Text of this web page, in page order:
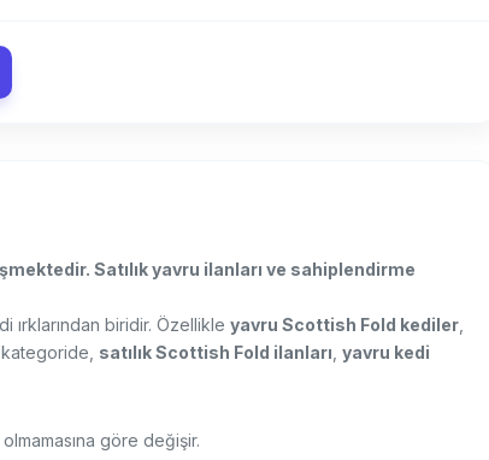
Satılık yavru ilanları ve sahiplendirme
biridir. Özellikle yavru Scottish Fold kediler,
satılık Scottish Fold ilanları yavru kedi
göre değişir.